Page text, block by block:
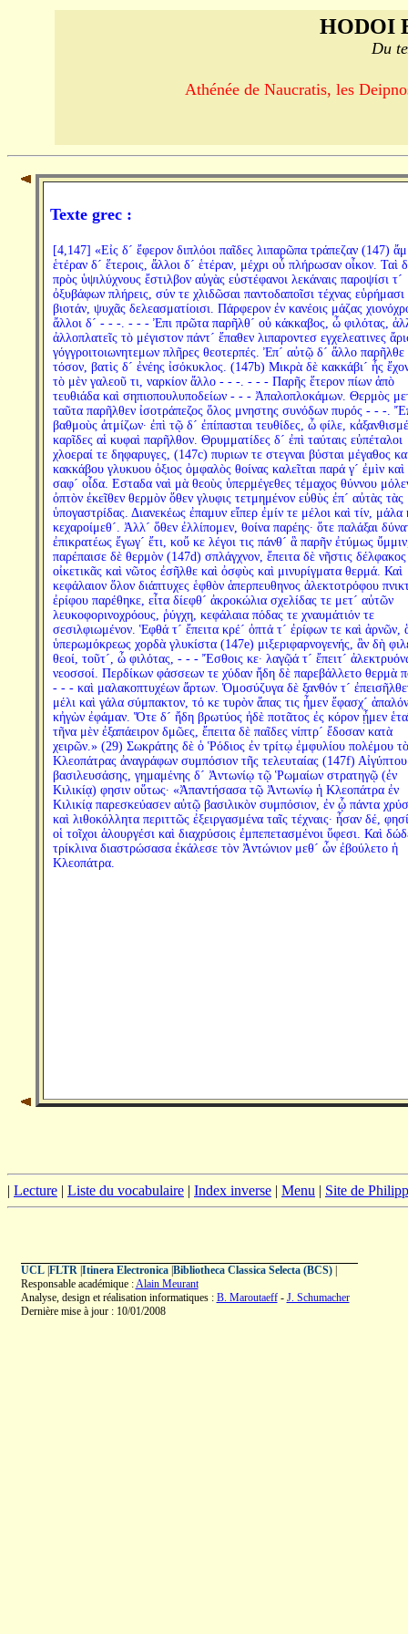
HODOI
Du
Athénée de Naucratis, les
Texte grec :
[4,147] «Εἰς δ´ ἔφερον διπλόοι παῖδες λιπαρῶπα τράπεζαν (147)
ἑτέραν δ´ ἕτεροις, ἄλλοι δ´ ἑτέραν, μέχρι οὗ πλήρωσαν οἶκον. Ταὶ
πρὸς ὑψιλύχνους ἔστιλβον αὐγὰς εὐστέφανοι λεκάναις παροψίσι τ´
ὀξυβάφων πλήρεις, σύν τε χλιδῶσαι παντοδαποῖσι τέχνας εὑρήμασι
βιοτάν, ψυχᾶς δελεασματίοισι. Πάρφερον ἐν κανέοις μάζας
ἄλλοι δ´ - - -. - - - Ἐπι πρῶτα παρῆλθ´ οὐ κάκκαβος, ὦ φιλότας,
ἀλλοπλατεῖς τὸ μέγιστον πάντ´ ἔπαθεν λιπαροντεσ εγχελεατινες
γόγγροιτοιωνητεμων πλῆρες θεοτερπές. Ἐπ´ αὐτῷ δ´ ἄλλο παρῆλθε
τόσον, βατὶς δ´ ἐνέης ἰσόκυκλος. (147b) Μικρὰ δὲ κακκάβι´ ἦς
τὸ μὲν γαλεοῦ τι, ναρκίον ἄλλο - - -. - - - Παρῆς ἕτερον πίων ἀπὸ
τευθιάδα καὶ σηπιοπουλυποδείων - - - Ἀπαλοπλοκάμων. Θερμὸς
ταῦτα παρῆλθεν ἰσοτράπεζος ὅλος μνηστης συνόδων πυρός - - -.
βαθμοὺς ἀτμίζων· ἐπὶ τῷ δ´ ἐπίπασται τευθίδες, ὦ φίλε,
καρῖδες αἱ κυφαὶ παρῆλθον. Θρυμματίδες δ´ ἐπὶ ταύταις εὐπέταλοι
χλοεραί τε δηφαρυγες, (147c) πυριων τε στεγναι βύσται μέγαθος
κακκάβου γλυκυου ὀξιος ὀμφαλὸς θοίνας καλεῖται παρά γ´ ἐμὶν καὶ
σαφ´ οἶδα. Εσταδα ναὶ μὰ θεοὺς ὑπερμέγεθες τέμαχος θύννου
ὀπτὸν ἐκεῖθεν θερμὸν ὅθεν γλυφις τετμημένον εὐθὺς ἐπ´ αὐτὰς τὰς
ὑπογαστρίδας. Διανεκέως ἐπαμυν εἴπερ ἐμίν τε μέλοι καὶ τίν, μάλα
κεχαροίμεθ´. Ἀλλ´ ὅθεν ἐλλίπομεν, θοίνα παρέης· ὅτε παλάξαι
ἐπικρατέως ἔγωγ´ ἔτι, κοὔ κε λέγοι τις πάνθ´ ἃ παρῆν ἐτύμως
παρέπαισε δὲ θερμὸν (147d) σπλάγχνον, ἔπειτα δὲ νῆστις δέλφακος
οἰκετικᾶς καὶ νῶτος ἐσῆλθε καὶ ὀσφὺς καὶ μινυρίγματα θερμά. Καὶ
κεφάλαιον ὅλον διάπτυχες ἑφθὸν ἁπερπευθηνος ἀλεκτοτρόφου
ἐρίφου παρέθηκε, εἶτα δίεφθ´ ἀκροκώλια σχελίδας τε μετ´ αὐτῶν
λευκοφορινοχρόους, ῥύγχη, κεφάλαια πόδας τε χναυμάτιόν τε
σεσιλφιωμένον. Ἑφθά τ´ ἔπειτα κρέ´ ὀπτά τ´ ἐρίφων τε καὶ ἀρνῶν,
ὑπερωμόκρεως χορδὰ γλυκίστα (147e) μιξεριφαρνογενής, ἃν δὴ
θεοί, τοῦτ´, ὦ φιλότας, - - - Ἔσθοις κε· λαγῷά τ´ ἔπειτ´
νεοσσοί. Περδίκων φάσσεων τε χύδαν ἤδη δὲ παρεβάλλετο θερμὰ
- - - καὶ μαλακοπτυχέων ἄρτων. Ὁμοσύζυγα δὲ ξανθόν τ´
μέλι καὶ γάλα σύμπακτον, τό κε τυρὸν ἅπας τις ἦμεν ἔφασχ´
κἠγὼν ἐφάμαν. Ὅτε δ´ ἤδη βρωτύος ἠδὲ ποτᾶτος ἐς κόρον ᾖμεν
τῆνα μὲν ἐξαπάειρον δμῶες, ἔπειτα δὲ παῖδες νίπτρ´ ἔδοσαν κατὰ
χειρῶν.» (29) Σωκράτης δὲ ὁ Ῥόδιος ἐν τρίτῳ ἐμφυλίου πολέμου τὸ
Κλεοπάτρας ἀναγράφων συμπόσιον τῆς τελευταίας (147f) Αἰγύπτου
βασιλευσάσης, γημαμένης δ´ Ἀντωνίῳ τῷ Ῥωμαίων στρατηγῷ (ἐν
Κιλικίᾳ) φησιν οὕτως· «Ἀπαντήσασα τῷ Ἀντωνίῳ ἡ Κλεοπάτρα ἐν
Κιλικίᾳ παρεσκεύασεν αὐτῷ βασιλικὸν συμπόσιον, ἐν ᾧ πάντα
καὶ λιθοκόλλητα περιττῶς ἐξειργασμένα ταῖς τέχναις· ἦσαν δέ,
οἱ τοῖχοι ἁλουργέσι καὶ διαχρύσοις ἐμπεπετασμένοι ὕφεσι. Καὶ
τρίκλινα διαστρώσασα ἐκάλεσε τὸν Ἀντώνιον μεθ´ ὧν ἐβούλετο ἡ
Κλεοπάτρα.
| Lecture | Liste du vocabulaire | Index inverse | Menu | Site de
UCL| FLTR| Itinera Electronica| Bibliotheca Classica Selecta (BCS)|
Responsable académique :Alain Meurant
Analyse, design et réalisation informatiques : B. Maroutaeff- J. Schumacher
Dernière mise à jour : 10/01/2008